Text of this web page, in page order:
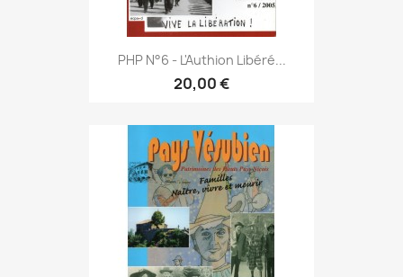
PHP N°6 - L'Authion Libéré...
20,00 €